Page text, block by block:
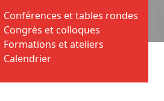
Conférences et tables rondes
Congrès et colloques
Formations et ateliers
Calendrier